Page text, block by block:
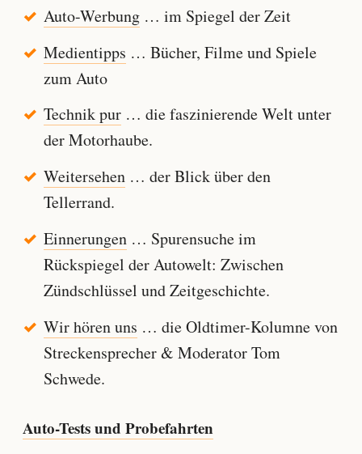
Auto-Werbung… im Spiegel der Zeit
Medientipps … Bücher, Filme und Spiele
zum Auto
Technik pur… die faszinierende Welt unter
der Motorhaube.
Weitersehen… der Blick über den
Tellerrand.
Einnerungen… Spurensuche im
Rückspiegel der Autowelt: Zwischen
Zündschlüssel und Zeitgeschichte.
Wir hören uns … die Oldtimer-Kolumne von
Streckensprecher & Moderator Tom
Schwede.
Auto-Tests und Probefahrten